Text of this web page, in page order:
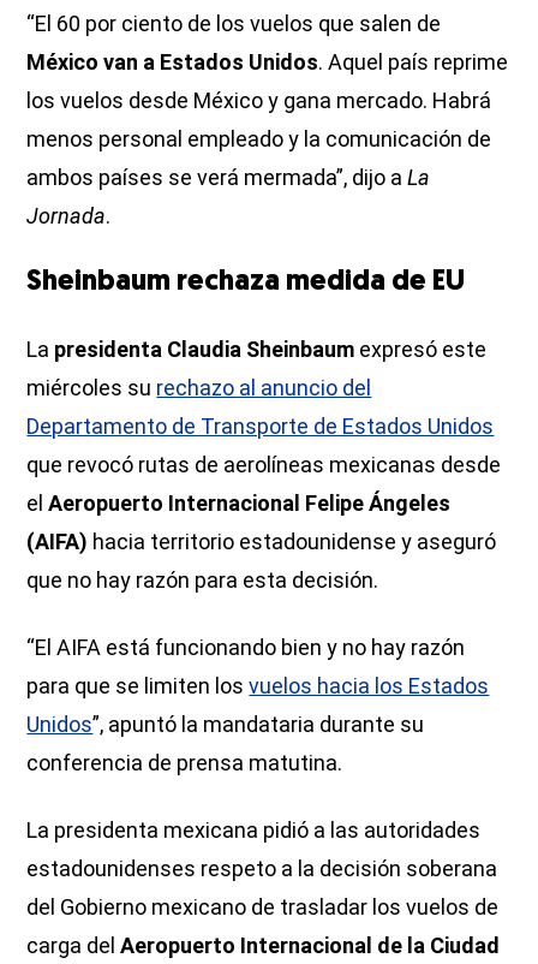
“El 60 por ciento de los vuelos que salen de
México van a Estados Unidos. Aquel país reprime
los vuelos desde México y gana mercado. Habrá
menos personal empleado y la comunicación de
ambos países se verá mermada”, dijo aLa
Jornada.
Sheinbaum rechaza medida de EU
La presidenta Claudia Sheinbaum expresó este
miércoles su rechazo al anuncio del
Departamento de Transporte de Estados Unidos
que revocó rutas de aerolíneas mexicanas desde
elAeropuerto Internacional Felipe Ángeles
(AIFA) hacia territorio estadounidense y aseguró
que no hay razón para esta decisión.
“El AIFA está funcionando bien y no hay razón
para que se limiten losvuelos hacia los Estados
Unidos”, apuntó la mandataria durante su
conferencia de prensa matutina.
La presidenta mexicana pidió a las autoridades
estadounidenses respeto a la decisión soberana
del Gobierno mexicano de trasladar los vuelos de
carga delAeropuerto Internacional de la Ciudad